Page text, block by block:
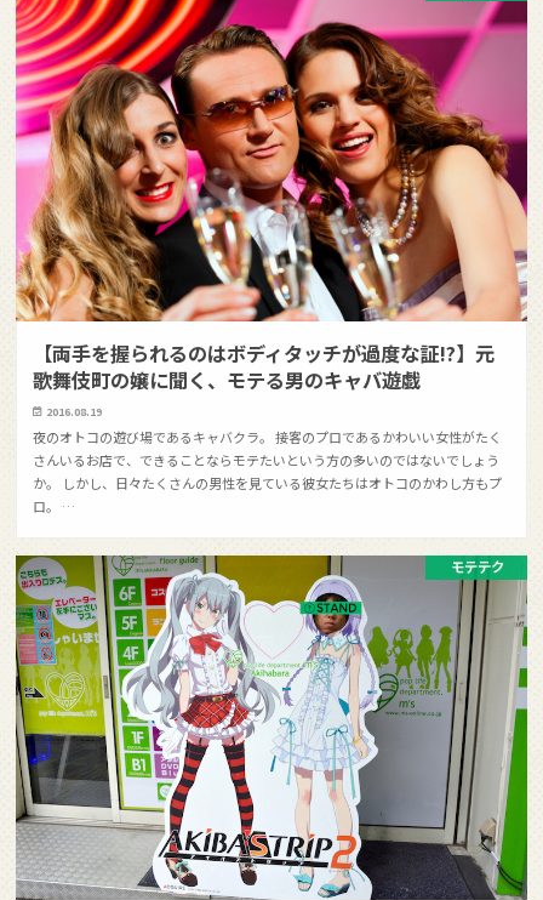
【両手を握られるのはボディタッチが過度な証!?】元
歌舞伎町の嬢に聞く、モテる男のキャバ遊戯
2016.08.19
夜のオトコの遊び場であるキャバクラ。 接客のプロであるかわいい女性がたく
さんいるお店で、できることならモテたいという方の多いのではないでしょう
か。 しかし、日々たくさんの男性を見ている彼女たちはオトコのかわし方もプ
ロ。 …
モテテク